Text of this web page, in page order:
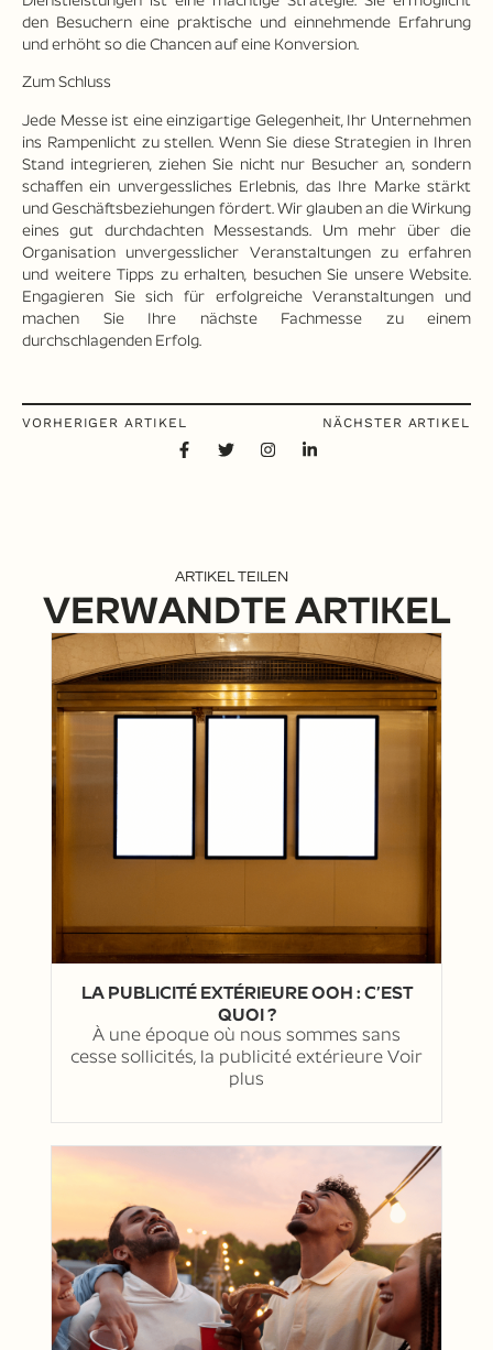
den Besuchern eine praktische und einnehmende Erfahrung
und erhöht so die Chancen auf eine Konversion.
Zum Schluss
Jede Messe ist eine einzigartige Gelegenheit, Ihr Unternehmen
ins Rampenlicht zu stellen. Wenn Sie diese Strategien in Ihren
Stand integrieren, ziehen Sie nicht nur Besucher an, sondern
schaffen ein unvergessliches Erlebnis, das Ihre Marke stärkt
und Geschäftsbeziehungen fördert. Wir glauben an die Wirkung
eines gut durchdachten Messestands. Um mehr über die
Organisation unvergesslicher Veranstaltungen zu erfahren
und weitere Tipps zu erhalten, besuchen Sie unsere Website.
Engagieren Sie sich für erfolgreiche Veranstaltungen und
machen Sie Ihre nächste Fachmesse zu einem
durchschlagenden Erfolg.
VORHERIGER ARTIKEL NÄCHSTER ARTIKEL
ARTIKEL TEILEN
VERWANDTE ARTIKEL
LA PUBLICITÉ EXTÉRIEURE OOH : C’EST
QUOI ?
À une époque où nous sommes sans
cesse sollicités, la publicité extérieure Voir
plus